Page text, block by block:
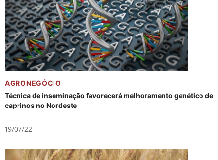
AGRONEGÓCIO
Técnica de inseminação favorecerá melhoramento genético de
caprinos no Nordeste
19/07/22